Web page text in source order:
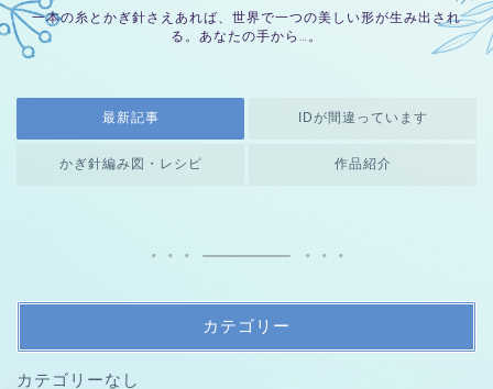
一本の糸とかぎ針さえあれば、世界で一つの美しい形が生み出され
る。あなたの手から…。
最新記事 IDが間違っています
かぎ針編み図・レシピ 作品紹介
カテゴリー
カテゴリーなし